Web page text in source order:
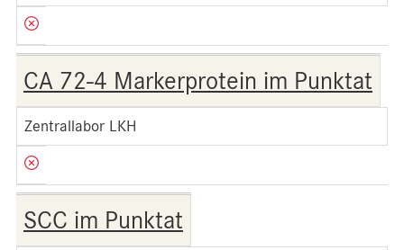
CA 72-4 Markerprotein im Punktat
Zentrallabor LKH
SCC im Punktat